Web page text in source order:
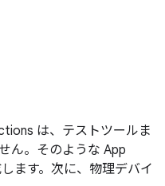
は、テストツールま
ん。そのような App
ます。次に、物理デバイ